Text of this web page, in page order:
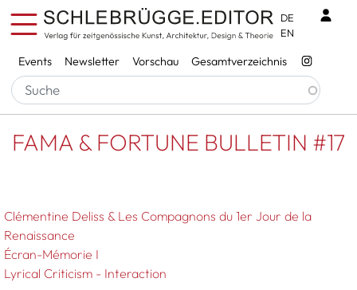
Direkt zum Inhalt
Services
Events Newsletter Vorschau Gesamtverzeichnis
DE
EN
Pfadnavigation
Startseite FAMA & FORTUNE BULLETIN #17
FAMA & FORTUNE BULLETIN #17
Clémentine Deliss & Les Compagnons du 1er Jour de la
Renaissance
Écran-Mémorie I
Lyrical Criticism - Interaction